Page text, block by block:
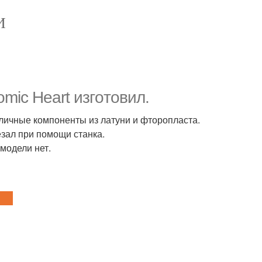
Heart изгoтовил.
компоненты из латуни и фторопласта.
при помощи станка.
нет.